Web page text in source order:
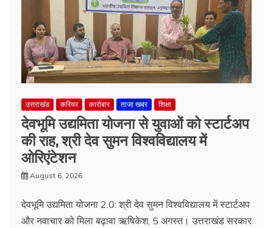
उत्तराखंड करियर कारोबार ताजा खबर शिक्षा
देवभूमि उद्यमिता योजना से युवाओं को स्टार्टअप
की राह, श्री देव सुमन विश्वविद्यालय में
ओरिएंटेशन
August 6, 2026
देवभूमि उद्यमिता योजना 2.0: श्री देव सुमन विश्वविद्यालय में स्टार्टअप
और नवाचार को मिला बढ़ावा ऋषिकेश, 5 अगस्त। उत्तराखंड सरकार